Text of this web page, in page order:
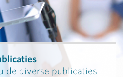
de diverse publicaties